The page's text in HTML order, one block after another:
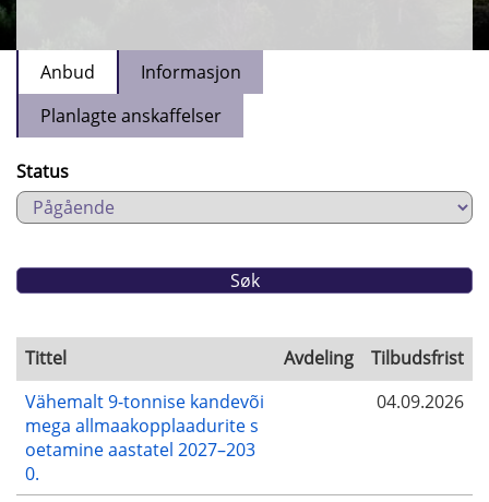
Anbud
Informasjon
Planlagte anskaffelser
Status
Tittel Avdeling
Tilbudsfrist
Vähemalt 9-tonnise kandevõi
mega allmaakopplaadurite s
oetamine aastatel 2027–203
0.
04.09.2026